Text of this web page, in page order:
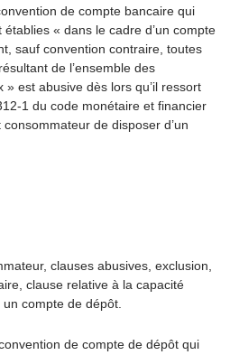
de compte bancaire qui
« dans le cadre d’un compte
sauf convention contraire, toutes
de l’ensemble des
est abusive dès lors qu’il ressort
1 du code monétaire et financier
de disposer d’un
clauses abusives, exclusion,
clause relative à la capacité
compte de dépôt.
de compte de dépôt qui